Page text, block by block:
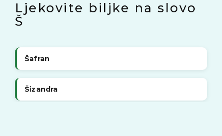
Ljekovite biljke na slovo
Š
Šafran
Šizandra